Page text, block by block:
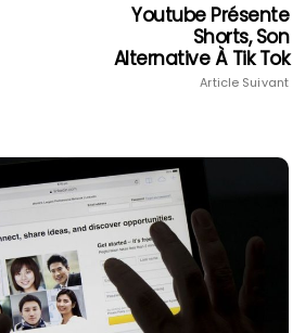
Youtube Présente
Shorts, Son
Alternative À Tik Tok
Article Suivant